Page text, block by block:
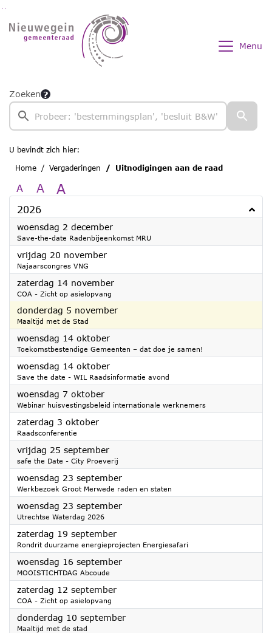
Ga naar de inhoud van deze pagina
Menu
Zoeken
U bevindt zich hier:
Home
Vergaderingen Uitnodigingen aan de raad
A A A
2026
woensdag 2 december2026
Save-the-date Radenbijeenkomst MRU
vrijdag 20 november2026
Najaarscongres VNG
zaterdag 14 november2026
COA - Zicht op asielopvang
donderdag 5 november2026
Maaltijd met de Stad
woensdag 14 oktober2026
Toekomstbestendige Gemeenten – dat doe je samen!
woensdag 14 oktober2026
Save the date - WIL Raadsinformatie avond
woensdag 7 oktober2026
Webinar huisvestingsbeleid internationale werknemers
zaterdag 3 oktober2026
Raadsconferentie
vrijdag 25 september2026
safe the Date - City Proeverij
woensdag 23 september2026
Werkbezoek Groot Merwede raden en staten
woensdag 23 september2026
Utrechtse Waterdag 2026
zaterdag 19 september2026
Rondrit duurzame energieprojecten Energiesafari
woensdag 16 september2026
MOOISTICHTDAG Abcoude
zaterdag 12 september2026
COA - Zicht op asielopvang
donderdag 10 september2026
Maaltijd met de stad